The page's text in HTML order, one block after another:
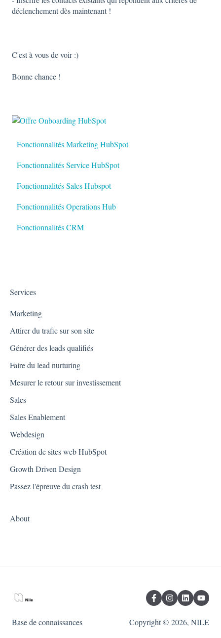
déclenchement dès maintenant !
C'est à vous de voir :)
Bonne chance !
Fonctionnalités Marketing HubSpot
Fonctionnalités Service HubSpot
Fonctionnalités Sales Hubspot
Fonctionnalités Operations Hub
Fonctionnalités CRM
Services
Marketing
Attirer du trafic sur son site
Générer des leads qualifiés
Faire du lead nurturing
Mesurer le retour sur investissement
Sales
Sales Enablement
Webdesign
Création de sites web HubSpot
Growth Driven Design
Passez l'épreuve du crash test
About
Base de connaissances Copyright © 2026, NILE